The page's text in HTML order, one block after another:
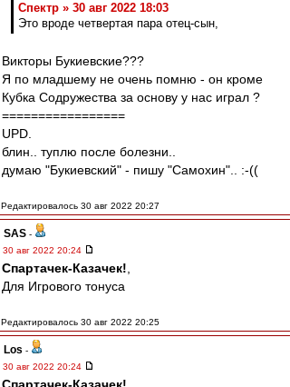
Спектр » 30 авг 2022 18:03
Это вроде четвертая пара отец-сын,
Викторы Букиевские???
Я по младшему не очень помню - он кроме
Кубка Содружества за основу у нас играл ?
=================
UPD.
блин.. туплю после болезни..
думаю "Букиевский" - пишу "Самохин".. :-((
Редактировалось 30 авг 2022 20:27
SAS -
30 авг 2022 20:24
Спартачек-Казачек!
Для Игрового тонуса
Редактировалось 30 авг 2022 20:25
Los -
30 авг 2022 20:24